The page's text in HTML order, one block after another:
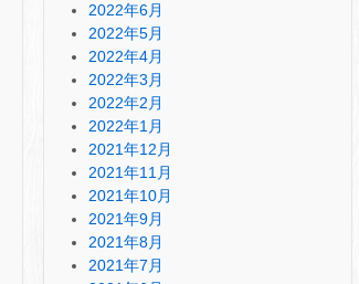
2022年6月
2022年5月
2022年4月
2022年3月
2022年2月
2022年1月
2021年12月
2021年11月
2021年10月
2021年9月
2021年8月
2021年7月